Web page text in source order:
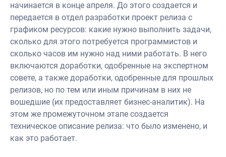
начинается в конце апреля. До этого создается и
передается в отдел разработки проект релиза с
графиком ресурсов: какие нужно выполнить задачи,
сколько для этого потребуется программистов и
сколько часов им нужно над ними работать. В него
включаются доработки, одобренные на экспертном
совете, а также доработки, одобренные для прошлых
релизов, но по тем или иным причинам в них не
вошедшие (их предоставляет бизнес-аналитик). На
этом же промежуточном этапе создается
техническое описание релиза: что было изменено, и
как это работает.